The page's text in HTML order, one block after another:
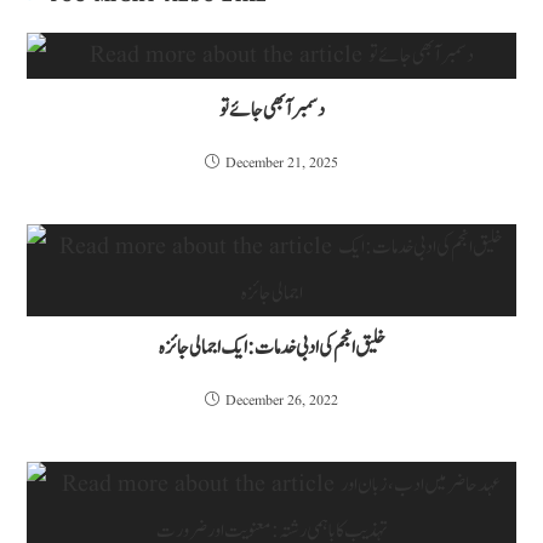
دسمبر آبھی جائے تو
December 21, 2025
خلیق انجم کی ادبی خدمات: ایک اجمالی جائزہ
December 26, 2022